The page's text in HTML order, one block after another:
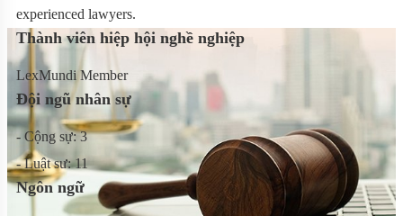
experienced lawyers.
Thành viên hiệp hội nghề nghiệp
LexMundi Member
Đội ngũ nhân sự
- Cộng sự: 3
- Luật sư: 11
Ngôn ngữ